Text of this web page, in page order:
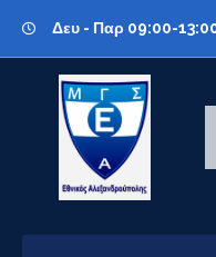
Δευ - Παρ 09:00-